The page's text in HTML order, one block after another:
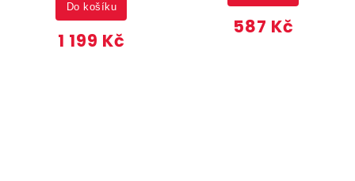
1 199 Kč
Do košíku
587 Kč